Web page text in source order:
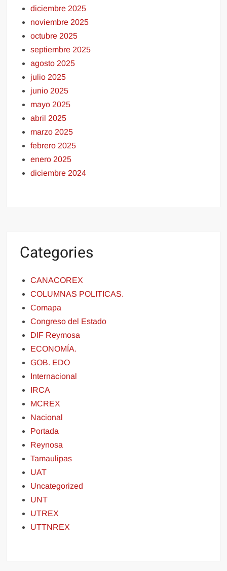
diciembre 2025
noviembre 2025
octubre 2025
septiembre 2025
agosto 2025
julio 2025
junio 2025
mayo 2025
abril 2025
marzo 2025
febrero 2025
enero 2025
diciembre 2024
Categories
CANACOREX
COLUMNAS POLITICAS.
Comapa
Congreso del Estado
DIF Reymosa
ECONOMÍA.
GOB. EDO
Internacional
IRCA
MCREX
Nacional
Portada
Reynosa
Tamaulipas
UAT
Uncategorized
UNT
UTREX
UTTNREX